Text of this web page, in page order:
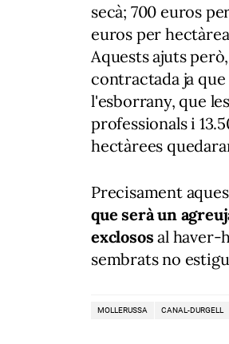
secà; 700 euros
euros per
Aquests ajuts
contractada ja
l'esborrany, que
professionals i
hectàrees
Precisament
que serà un
exclosos al haver-
sembrats no
MOLLERUSSA CANAL-DURGELL